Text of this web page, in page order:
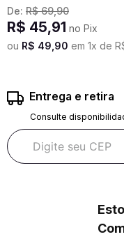
De: R$ 69,90
R$ 45,91 no Pix
ou R$ 49 90 em 1x de
Entrega e retira
Consulte